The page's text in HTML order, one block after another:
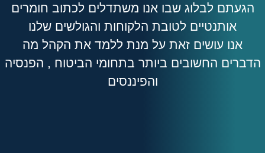
הגעתם לבלוג שבו אנו משתדלים לכתוב חומרים
אותנטיים לטובת הלקוחות והגולשים שלנו
אנו עושים זאת על מנת ללמד את הקהל מה
הדברים החשובים ביותר בתחומי הביטוח , הפנסיה
והפיננסים